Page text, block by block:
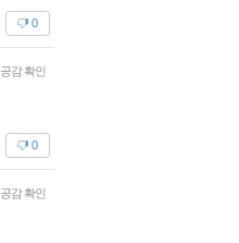
0
공감 확인
0
공감 확인